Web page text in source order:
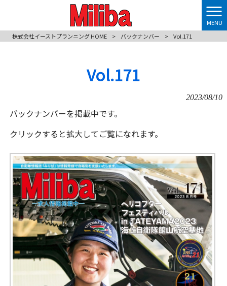
MENU
株式会社イーストプランニング HOME
> バックナンバー > Vol.171
Vol.171
2023/08/10
バックナンバーを掲載中です。
クリックすると拡大してご覧になれます。